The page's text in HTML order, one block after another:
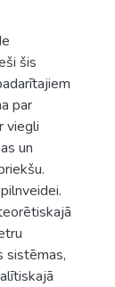
šis
par
viegli
un
sistēmas,